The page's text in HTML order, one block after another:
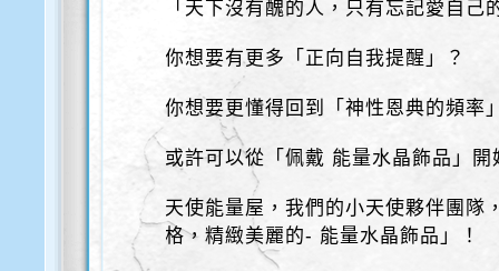
「天下沒有醜的人，只有忘記愛自己
你想要有更多「正向自我提醒」？
你想要更懂得回到「神性恩典的頻率
或許可以從「佩戴 能量水晶飾品」開
天使能量屋，我們的小天使夥伴團隊
格，精緻美麗的- 能量水晶飾品」！